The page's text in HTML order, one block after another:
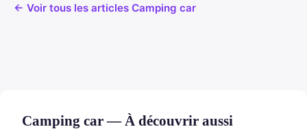
← Voir tous les articles Camping car
Camping car — À découvrir aussi